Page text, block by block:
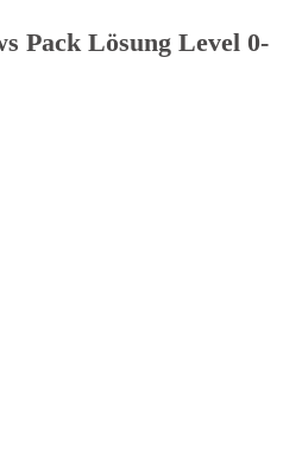
Pack Lösung Level 0-